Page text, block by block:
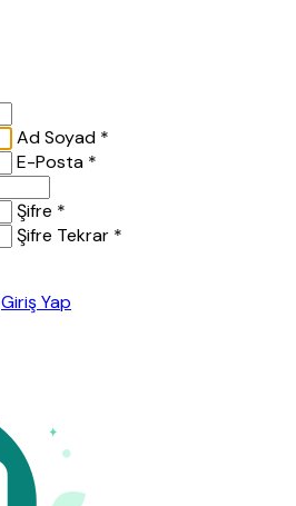
Ad Soyad *
E-Posta *
Şifre *
Şifre Tekrar *
Giriş Yap